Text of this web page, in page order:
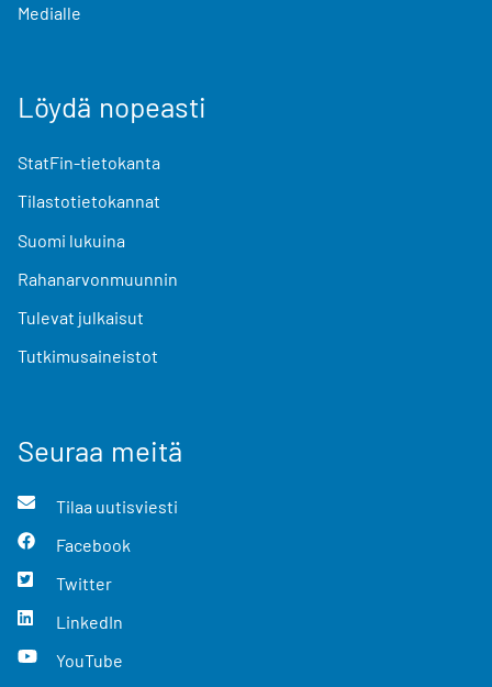
Medialle
Löydä nopeasti
StatFin-tietokanta
Tilastotietokannat
Suomi lukuina
Rahanarvonmuunnin
Tulevat julkaisut
Tutkimusaineistot
Seuraa meitä
Tilaa uutisviesti
Facebook
Twitter
LinkedIn
YouTube